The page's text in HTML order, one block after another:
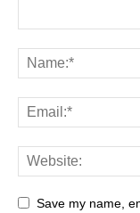
Save my name,